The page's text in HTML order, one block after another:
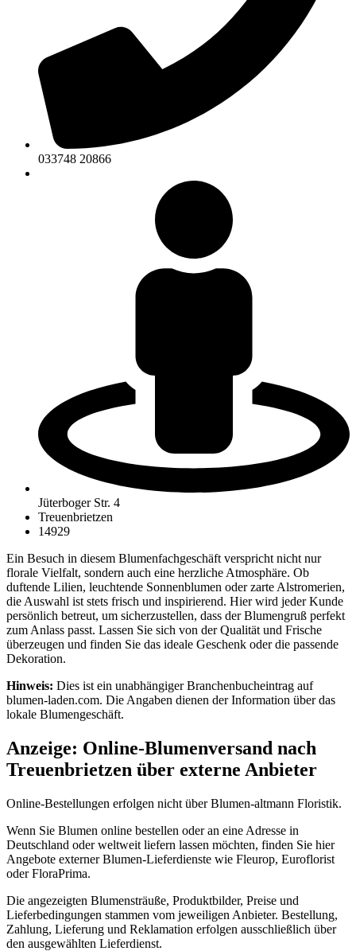
033748 20866
Jüterboger Str. 4
Treuenbrietzen
14929
Ein Besuch in diesem Blumenfachgeschäft verspricht nicht nur
florale Vielfalt, sondern auch eine herzliche Atmosphäre. Ob
duftende Lilien, leuchtende Sonnenblumen oder zarte Alstromerien,
die Auswahl ist stets frisch und inspirierend. Hier wird jeder Kunde
persönlich betreut, um sicherzustellen, dass der Blumengruß perfekt
zum Anlass passt. Lassen Sie sich von der Qualität und Frische
überzeugen und finden Sie das ideale Geschenk oder die passende
Dekoration.
Hinweis: Dies ist ein unabhängiger Branchenbucheintrag auf
blumen-laden.com. Die Angaben dienen der Information über das
lokale Blumengeschäft.
Anzeige: Online-Blumenversand nach
Treuenbrietzen über externe Anbieter
Online-Bestellungen erfolgen nicht über Blumen-altmann Floristik.
Wenn Sie Blumen online bestellen oder an eine Adresse in
Deutschland oder weltweit liefern lassen möchten, finden Sie hier
Angebote externer Blumen-Lieferdienste wie Fleurop, Euroflorist
oder FloraPrima.
Die angezeigten Blumensträuße, Produktbilder, Preise und
Lieferbedingungen stammen vom jeweiligen Anbieter. Bestellung,
Zahlung, Lieferung und Reklamation erfolgen ausschließlich über
den ausgewählten Lieferdienst.